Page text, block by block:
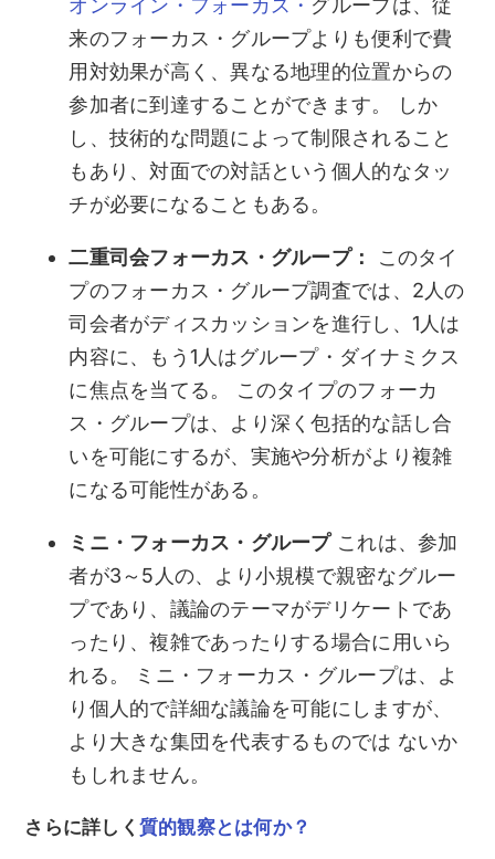
オンライン・フォーカス・ グループは、従
来のフォーカス・グループよりも便利で費
用対効果が高く、異なる地理的位置からの
参加者に到達することができます。 しか
し、技術的な問題によって制限されること
もあり、対面での対話という個人的なタッ
チが必要になることもある。
二重司会フォーカス・グループ：
このタイ
プのフォーカス・グループ調査では、2人の
司会者がディスカッションを進行し、1人は
内容に、もう1人はグループ・ダイナミクス
に焦点を当てる。 このタイプのフォーカ
ス・グループは、より深く包括的な話し合
いを可能にするが、実施や分析がより複雑
になる可能性がある。
ミニ・フォーカス・グループ これは、参加
者が3～5人の、より小規模で親密なグルー
プであり、議論のテーマがデリケートであ
ったり、複雑であったりする場合に用いら
れる。 ミニ・フォーカス・グループは、よ
り個人的で詳細な議論を可能にしますが、
より大きな集団を代表するものでは ないか
もしれません。
さらに詳しく 質的観察とは何か？